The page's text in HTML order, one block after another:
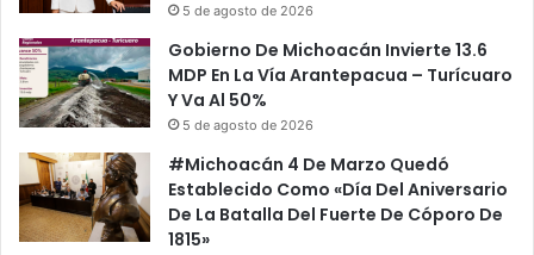
5 de agosto de 2026
Gobierno De Michoacán Invierte 13.6
MDP En La Vía Arantepacua – Turícuaro
Y Va Al 50%
5 de agosto de 2026
#Michoacán 4 De Marzo Quedó
Establecido Como «Día Del Aniversario
De La Batalla Del Fuerte De Cóporo De
1815»